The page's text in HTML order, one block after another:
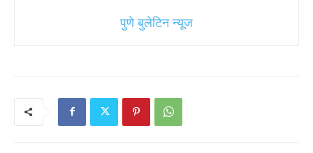
पुणे बुलेटिन न्यूज